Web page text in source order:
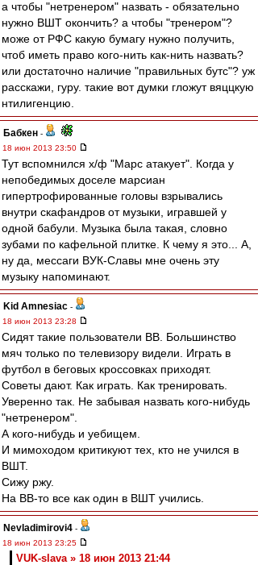
а чтобы "нетренером" назвать - обязательно
нужно ВШТ окончить? а чтобы "тренером"?
може от РФС какую бумагу нужно получить,
чтоб иметь право кого-нить как-нить назвать?
или достаточно наличие "правильных бутс"? уж
расскажи, гуру. такие вот думки гложут вяццкую
нтилигенцию.
Бабкен -
18 июн 2013 23:50
Тут вспомнился х/ф "Марс атакует". Когда у
непобедимых доселе марсиан
гипертрофированные головы взрывались
внутри скафандров от музыки, игравшей у
одной бабули. Музыка была такая, словно
зубами по кафельной плитке. К чему я это... А,
ну да, мессаги ВУК-Славы мне очень эту
музыку напоминают.
Kid Amnesiac -
18 июн 2013 23:28
Сидят такие пользователи ВВ. Большинство
мяч только по телевизору видели. Играть в
футбол в беговых кроссовках приходят.
Советы дают. Как играть. Как тренировать.
Уверенно так. Не забывая назвать кого-нибудь
"нетренером".
А кого-нибудь и уебищем.
И мимоходом критикуют тех, кто не учился в
ВШТ.
Сижу ржу.
На ВВ-то все как один в ВШТ учились.
Nevladimirovi4 -
18 июн 2013 23:25
VUK-slava » 18 июн 2013 21:44